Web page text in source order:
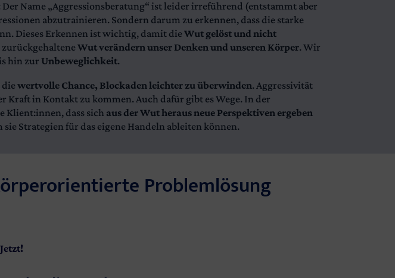
Name „Aggressionsberatung“ ist leider irreführend (entstammt aber
abzutrainieren. Sondern darum zu erkennen, dass die starke
Dieses Erkennen ist wichtig, damit die Wut gelöst und nicht
zurückgehaltene Wut verändern unser Denken und unseren Körper. Wir
hin zur Unbeweglichkeit.
wertvolle Chance, Blockaden leichter zu überwinden. Aggressivität
Kraft in Kontakt zu kommen. Auch dafür gibt es Wege. In der
Klient:innen, dass sich aus der Wut heraus neue Perspektiven ergeben
Strategien für das eigene Handeln ableiten können.
Problemlösung
Jetzt!